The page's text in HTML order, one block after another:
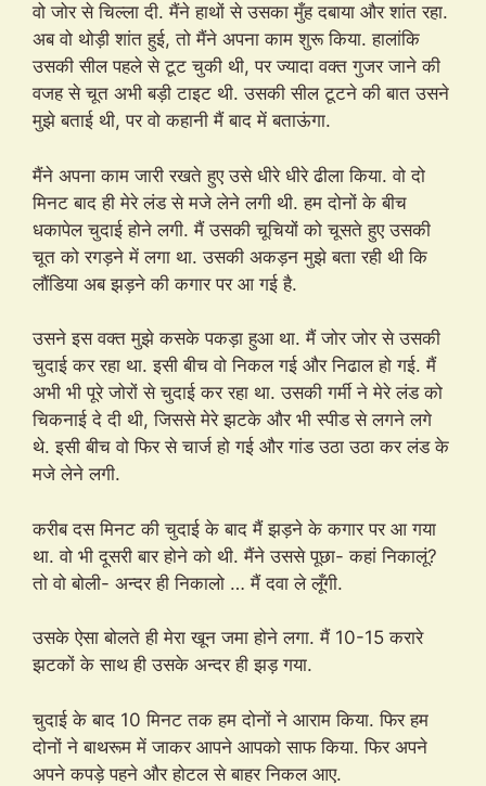
वो जोर से चिल्ला दी. मैंने हाथों से उसका मुँह दबाया और शांत रहा.
अब वो थोड़ी शांत हुई, तो मैंने अपना काम शुरू किया. हालांकि
उसकी सील पहले से टूट चुकी थी, पर ज्यादा वक्त गुजर जाने की
वजह से चूत अभी बड़ी टाइट थी. उसकी सील टूटने की बात उसने
मुझे बताई थी, पर वो कहानी मैं बाद में बताऊंगा.
मैंने अपना काम जारी रखते हुए उसे धीरे धीरे ढीला किया. वो दो
मिनट बाद ही मेरे लंड से मजे लेने लगी थी. हम दोनों के बीच
धकापेल चुदाई होने लगी. मैं उसकी चूचियों को चूसते हुए उसकी
चूत को रगड़ने में लगा था. उसकी अकड़न मुझे बता रही थी कि
लौंडिया अब झड़ने की कगार पर आ गई है.
उसने इस वक्त मुझे कसके पकड़ा हुआ था. मैं जोर जोर से उसकी
चुदाई कर रहा था. इसी बीच वो निकल गई और निढाल हो गई. मैं
अभी भी पूरे जोरों से चुदाई कर रहा था. उसकी गर्मी ने मेरे लंड को
चिकनाई दे दी थी, जिससे मेरे झटके और भी स्पीड से लगने लगे
थे. इसी बीच वो फिर से चार्ज हो गई और गांड उठा उठा कर लंड के
मजे लेने लगी.
करीब दस मिनट की चुदाई के बाद मैं झड़ने के कगार पर आ गया
था. वो भी दूसरी बार होने को थी. मैंने उससे पूछा- कहां निकालूं?
तो वो बोली- अन्दर ही निकालो … मैं दवा ले लूँगी.
उसके ऐसा बोलते ही मेरा खून जमा होने लगा. मैं 10-15 करारे
झटकों के साथ ही उसके अन्दर ही झड़ गया.
चुदाई के बाद 10 मिनट तक हम दोनों ने आराम किया. फिर हम
दोनों ने बाथरूम में जाकर आपने आपको साफ किया. फिर अपने
अपने कपड़े पहने और होटल से बाहर निकल आए.